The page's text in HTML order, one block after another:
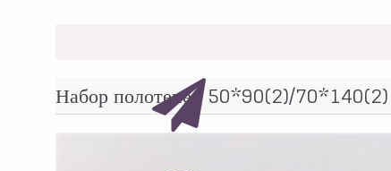
Набор полотенец 50*90(2)/